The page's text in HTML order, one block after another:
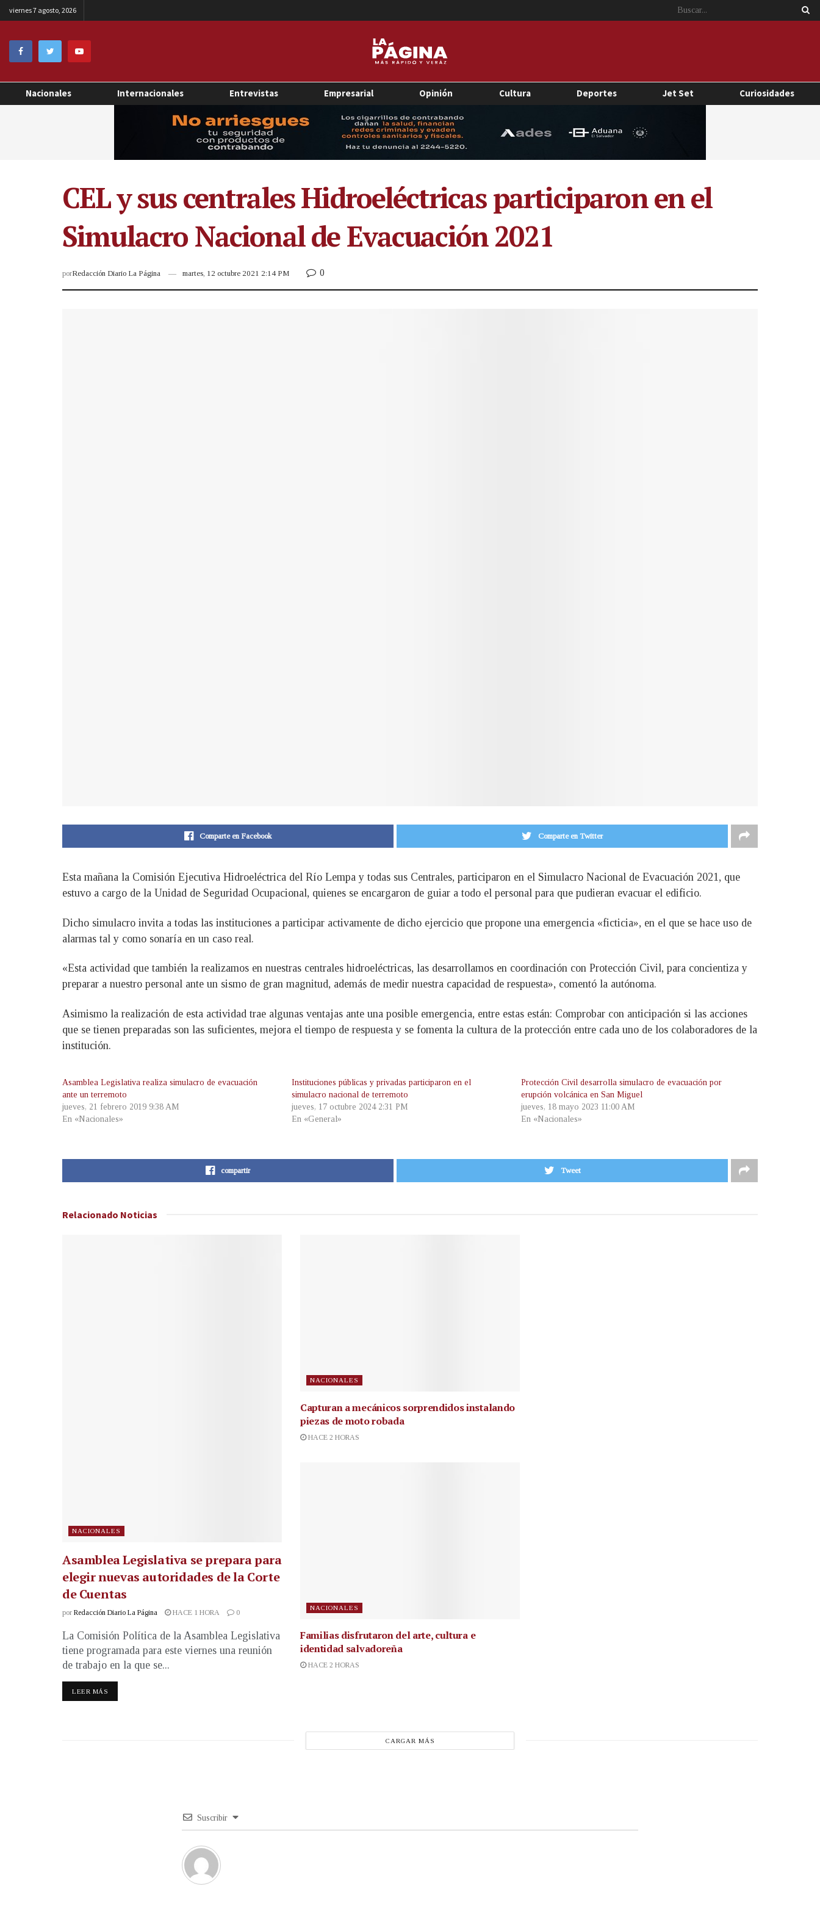
viernes 7 agosto, 2026
Nacionales Internacionales Entrevistas Empresarial Opinión Cultura Deportes Jet Set Curiosidades
CEL y sus centrales Hidroeléctricas participaron en el
Simulacro Nacional de Evacuación 2021
porRedacción Diario La Página martes, 12 octubre 2021 2:14 PM 0
Comparte en Facebook Comparte en Twitter
Esta mañana la Comisión Ejecutiva Hidroeléctrica del Río Lempa y todas sus Centrales, participaron en el Simulacro Nacional de Evacuación 2021, que
estuvo a cargo de la Unidad de Seguridad Ocupacional, quienes se encargaron de guiar a todo el personal para que pudieran evacuar el edificio.
Dicho simulacro invita a todas las instituciones a participar activamente de dicho ejercicio que propone una emergencia «ficticia», en el que se hace uso de
alarmas tal y como sonaría en un caso real.
«Esta actividad que también la realizamos en nuestras centrales hidroeléctricas, las desarrollamos en coordinación con Protección Civil, para concientiza y
preparar a nuestro personal ante un sismo de gran magnitud, además de medir nuestra capacidad de respuesta», comentó la autónoma.
Asimismo la realización de esta actividad trae algunas ventajas ante una posible emergencia, entre estas están: Comprobar con anticipación si las acciones
que se tienen preparadas son las suficientes, mejora el tiempo de respuesta y se fomenta la cultura de la protección entre cada uno de los colaboradores de la
institución.
Asamblea Legislativa realiza simulacro de evacuación
ante un terremoto
jueves, 21 febrero 2019 9:38 AM
En «Nacionales»
Instituciones públicas y privadas participaron en el
simulacro nacional de terremoto
jueves, 17 octubre 2024 2:31 PM
En «General»
Protección Civil desarrolla simulacro de evacuación por
erupción volcánica en San Miguel
jueves, 18 mayo 2023 11:00 AM
En «Nacionales»
compartir Tweet
Relacionado Noticias
NACIONALES
Asamblea Legislativa se prepara para
elegir nuevas autoridades de la Corte
de Cuentas
por Redacción Diario La Página HACE 1 HORA 0
La Comisión Política de la Asamblea Legislativa
tiene programada para este viernes una reunión
de trabajo en la que se...
LEER MÁS
NACIONALES
Capturan a mecánicos sorprendidos instalando
piezas de moto robada
HACE 2 HORAS
NACIONALES
Familias disfrutaron del arte, cultura e
identidad salvadoreña
HACE 2 HORAS
CARGAR MÁS
Suscribir